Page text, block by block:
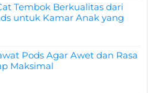
Tembok Berkualitas dari
untuk Kamar Anak yang
Pods Agar Awet dan Rasa
Maksimal